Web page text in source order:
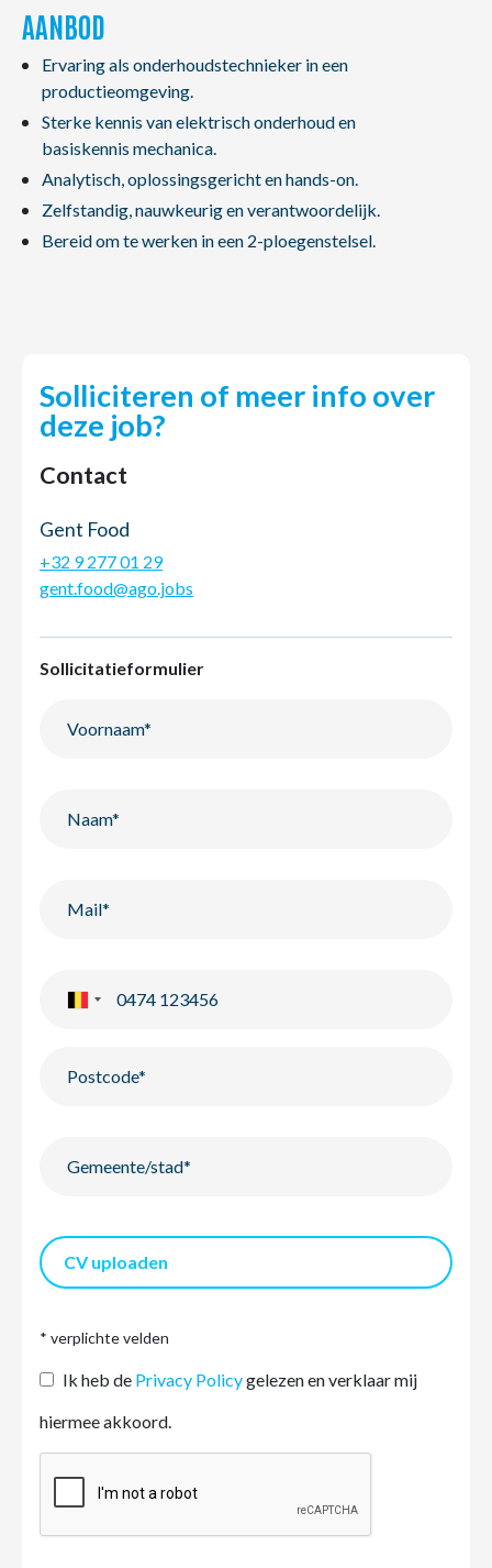
AANBOD
Ervaring als onderhoudstechnieker in een
productieomgeving.
Sterke kennis van elektrisch onderhoud en
basiskennis mechanica.
Analytisch, oplossingsgericht en hands-on.
Zelfstandig, nauwkeurig en verantwoordelijk.
Bereid om te werken in een 2-ploegenstelsel.
Solliciteren of meer info over
deze job?
Contact
Gent Food
+32 9 277 01 29
gent.food@ago.jobs
Sollicitatieformulier
CV uploaden
* verplichte velden
Ik heb de Privacy Policygelezen en verklaar mij
hiermee akkoord.